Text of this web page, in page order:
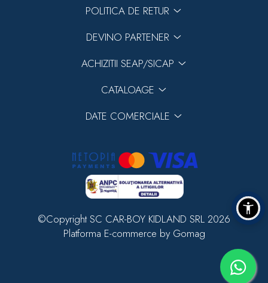
POLITICA DE RETUR
DEVINO PARTENER
ACHIZITII SEAP/SICAP
CATALOAGE
DATE COMERCIALE
©Copyright SC CAR-BOY KIDLAND SRL 2026
Platforma E-commerce by Gomag